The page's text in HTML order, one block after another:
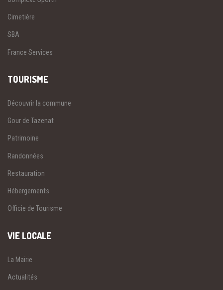
Cimetière
SBA
France Services
TOURISME
Découvrir la commune
Gour de Tazenat
Patrimoine
Randonnées
Restauration
Hébergements
Officie de Tourisme
VIE LOCALE
La Mairie
Actualités